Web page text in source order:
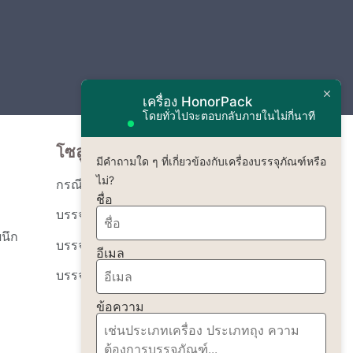
ก
โซลูชั่นบรรจุภัณฑ์
กรณีบรรจุภัณฑ์
บรรจุภัณฑ์ของเหลว
บรรจุภัณฑ์ผง
บรรจุภัณฑ์แบบเม็ด
เครื่อง HonorPack
โดยทั่วไปจะตอบกลับภายในไม่กี่นาที
มีคำถามใด ๆ ที่เกี่ยวข้องกับเครื่องบรรจุภัณฑ์หรือ
ไม่?
ชื่อ
อีเมล
ข้อความ